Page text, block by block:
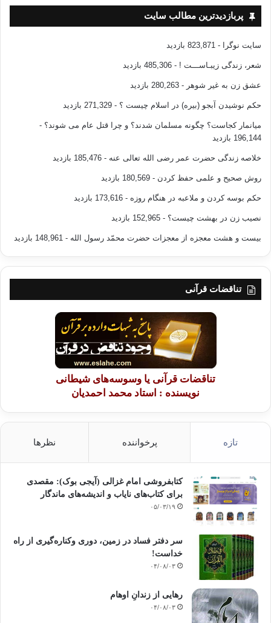
پربازدیدترین مطالب سایت
سایت نوگرا - 823,871 بازدید
شعر، زندگی زیبـاســـت ! - 485,306 بازدید
عشق زن به غیر شوهر - 280,263 بازدید
حکم نوشیدن آبجو (بیره) در اسلام چیست ؟ - 271,329 بازدید
میانمار کجاست؟ چگونه مسلمان شدند؟ و چرا قتل عام می شوند؟ -
196,144 بازدید
خلاصه زندگی حضرت عمر رضی الله تعالی عنه - 185,476 بازدید
روش صحیح و علمی حفظ کردن - 180,569 بازدید
حکم بوسه کردن و ملاعبه در هنگام روزه - 173,616 بازدید
نصیب زن در بهشت چیست؟ - 152,965 بازدید
بیست و هشت معجزه از معجزات حضرت محمّد رسول الله - 148,961 بازدید
تناقضات قرآنی
تناقضات قرآنی یا وسوسه‌های شیطانی
نویسنده : استاد محمد احمدیان
تازه پرخواننده نظرها
کتابفروشی امام غزالی (آیجی بوک): مقصدی
برای کتاب‌های نایاب و اندیشه‌های ماندگار
۰۵/۰۳/۱۹
سر دفتر فساد در زمین‌، دوری وکناره‌گیری از راه
خداست‌!
۰۴/۰۸/۰۳
رهایی از زندانِ اوهام
۰۴/۰۸/۰۳